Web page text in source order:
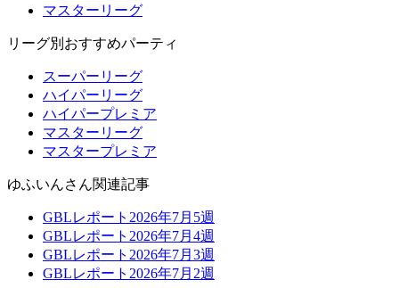
マスターリーグ
リーグ別おすすめパーティ
スーパーリーグ
ハイパーリーグ
ハイパープレミア
マスターリーグ
マスタープレミア
ゆふいんさん関連記事
GBLレポート2026年7月5週
GBLレポート2026年7月4週
GBLレポート2026年7月3週
GBLレポート2026年7月2週